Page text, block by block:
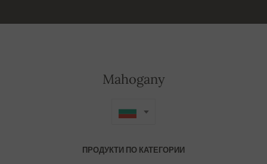
Mahogany
ПРОДУКТИ ПО КАТЕГОРИИ